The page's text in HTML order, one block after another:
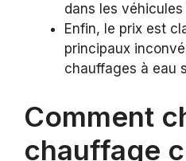
dans les
Enfin, le prix est
principaux
chauffages à eau
Comment
chauffage